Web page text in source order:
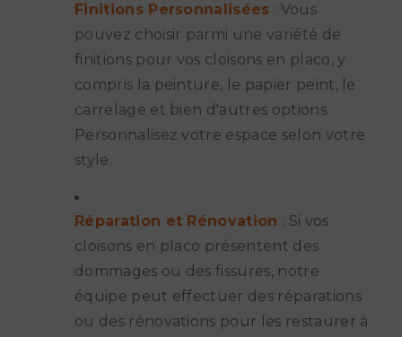
Finitions Personnalisées : Vous
pouvez choisir parmi une variété de
finitions pour vos cloisons en placo, y
compris la peinture, le papier peint, le
carrelage et bien d'autres options.
Personnalisez votre espace selon votre
style.
Réparation et Rénovation : Si vos
cloisons en placo présentent des
dommages ou des fissures, notre
équipe peut effectuer des réparations
ou des rénovations pour les restaurer à